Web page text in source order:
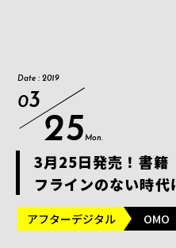
Date : 2019
03
25Mon.
3月25日発売！書籍
フラインのない時
アフターデジタル OMO